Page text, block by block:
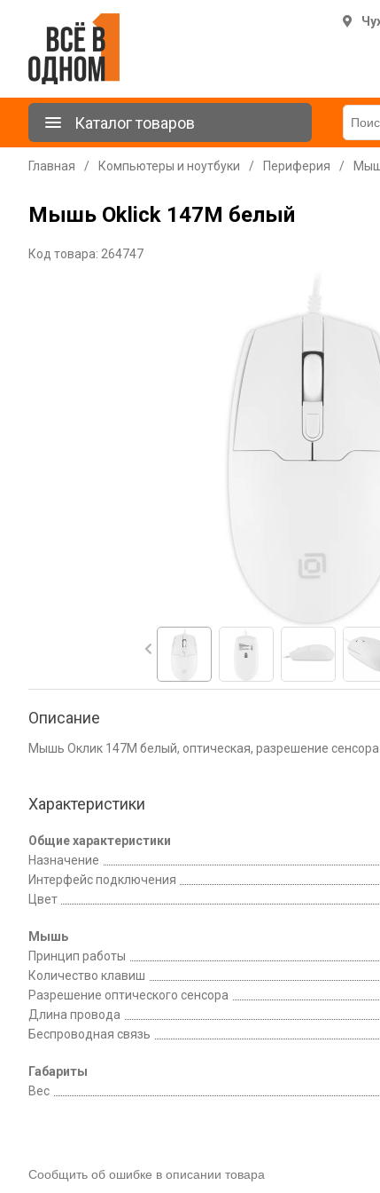
Каталог товаров
Главная / Компьютеры и ноутбуки / Периферия /
Мышь Oklick 147M белый
Код товара: 264747
Описание
Мышь Оклик 147M белый, оптическая, разрешение
Характеристики
Общие характеристики
Назначение
Интерфейс подключения
Цвет
Мышь
Принцип работы
Количество клавиш
Разрешение оптического сенсора
Длина провода
Беспроводная связь
Габариты
Вес
Сообщить об ошибке в описании товара